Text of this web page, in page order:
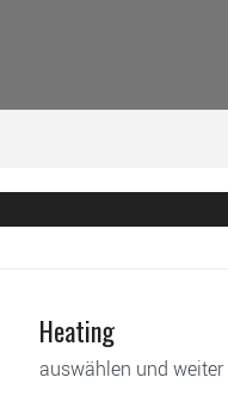
Heating
auswählen und weiter